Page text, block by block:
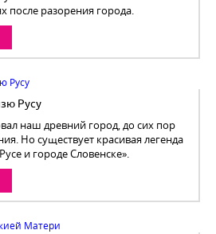
после разорения города.
Русу
наш древний город, до сих пор
Но существует красивая легенда
и городе Словенске».